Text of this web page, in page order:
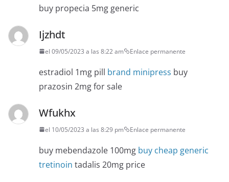
buy propecia 5mg generic
Ijzhdt
el 09/05/2023 a las 8:22 am Enlace permanente
estradiol 1mg pill brand minipress buy
prazosin 2mg for sale
Wfukhx
el 10/05/2023 a las 8:29 pm Enlace permanente
buy mebendazole 100mg buy cheap generic
tretinoin tadalis 20mg price